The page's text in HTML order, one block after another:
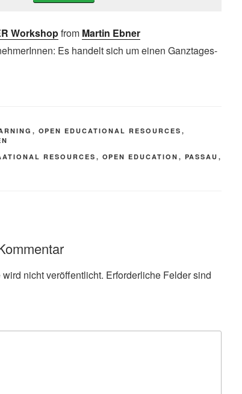
Workshopfrom Martin Ebner
Es handelt sich um einen Ganztages-
, OPEN EDUCATIONAL RESOURCES ,
RESOURCES, OPEN EDUCATION , PASSAU ,
nicht veröffentlicht. Erforderliche Felder sind